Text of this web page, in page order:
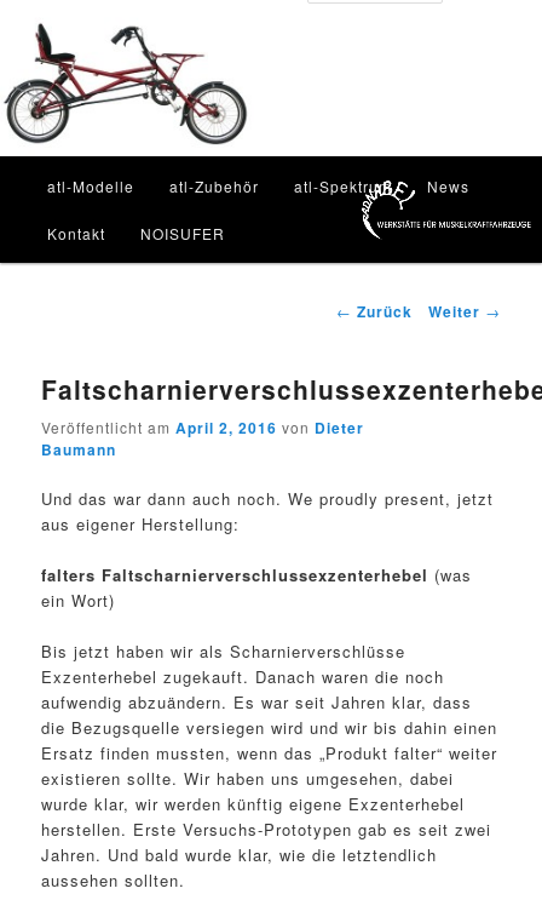
Inhalt
wechseln
atl-Modelle atl-Zubehör atl-Spektrum News
Kontakt NOISUFER
Beitragsnavigation
← Zurück Weiter →
Veröffentlicht amApril 2, 2016 von Dieter
Baumann
Und das war dann auch noch. We proudly present, jetzt
aus eigener Herstellung:
falters Faltscharnierverschlussexzenterhebel (was
ein Wort)
Bis jetzt haben wir als Scharnierverschlüsse
Exzenterhebel zugekauft. Danach waren die noch
aufwendig abzuändern. Es war seit Jahren klar, dass
die Bezugsquelle versiegen wird und wir bis dahin einen
Ersatz finden mussten, wenn das „Produkt falter“ weiter
existieren sollte. Wir haben uns umgesehen, dabei
wurde klar, wir werden künftig eigene Exzenterhebel
herstellen. Erste Versuchs-Prototypen gab es seit zwei
Jahren. Und bald wurde klar, wie die letztendlich
aussehen sollten.